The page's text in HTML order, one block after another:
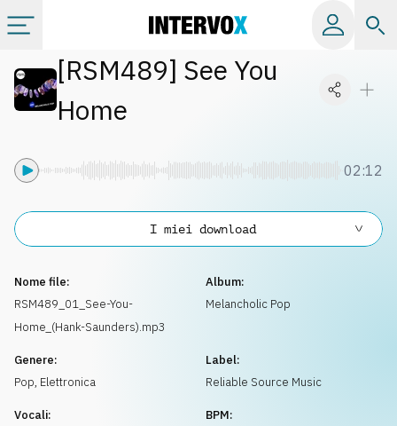
Categorie
[RSM489] See You
Home
02:12
Nome file:
RSM489_01_See-You-
Home_(Hank-Saunders).mp3
Album:
Melancholic Pop
Genere:
Pop, Elettronica
Label:
Reliable Source Music
Vocali:
BPM:
I miei download